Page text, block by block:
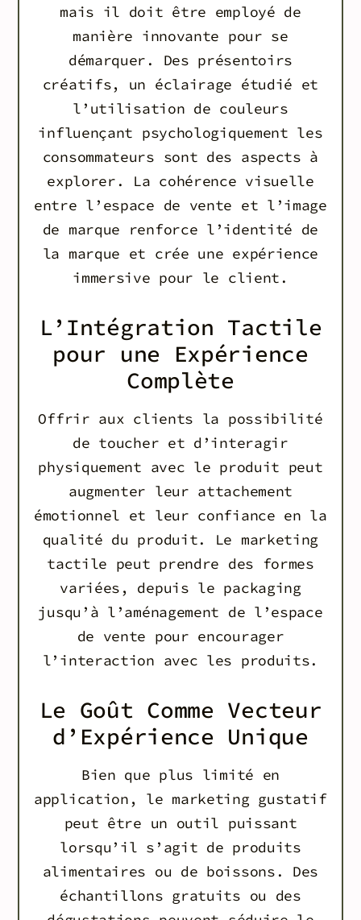
mais il doit être employé de
manière innovante pour se
démarquer. Des présentoirs
créatifs, un éclairage étudié et
l’utilisation de couleurs
influençant psychologiquement les
consommateurs sont des aspects à
explorer. La cohérence visuelle
entre l’espace de vente et l’image
de marque renforce l’identité de
la marque et crée une expérience
immersive pour le client.
L’Intégration Tactile
pour une Expérience
Complète
Offrir aux clients la possibilité
de toucher et d’interagir
physiquement avec le produit peut
augmenter leur attachement
émotionnel et leur confiance en la
qualité du produit. Le marketing
tactile peut prendre des formes
variées, depuis le packaging
jusqu’à l’aménagement de l’espace
de vente pour encourager
l’interaction avec les produits.
Le Goût Comme Vecteur
d’Expérience Unique
Bien que plus limité en
application, le marketing gustatif
peut être un outil puissant
lorsqu’il s’agit de produits
alimentaires ou de boissons. Des
échantillons gratuits ou des